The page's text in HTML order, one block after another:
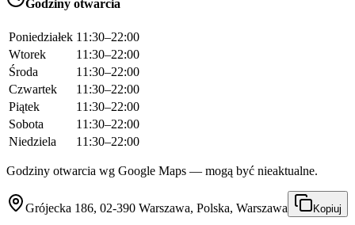
Godziny otwarcia
Poniedziałek 11:30–22:00
Wtorek
11:30–22:00
Środa
11:30–22:00
Czwartek
11:30–22:00
Piątek
11:30–22:00
Sobota
11:30–22:00
Niedziela
11:30–22:00
Godziny otwarcia wg Google Maps — mogą być nieaktualne.
Grójecka 186, 02-390 Warszawa, Polska, Warszawa Kopiuj